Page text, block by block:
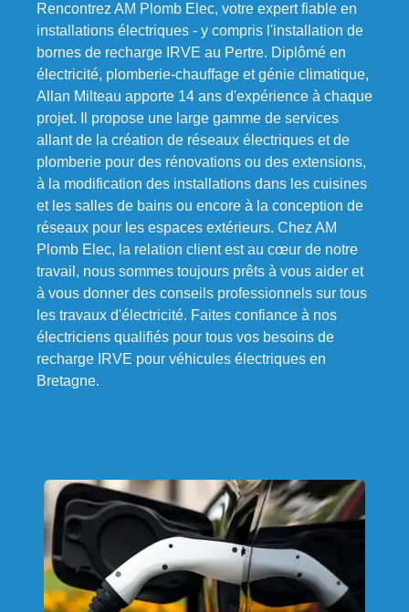
Rencontrez AM Plomb Elec, votre expert fiable en
installations électriques - y compris l'installation de
bornes de recharge IRVE au Pertre. Diplômé en
électricité, plomberie-chauffage et génie climatique,
Allan Milteau apporte 14 ans d'expérience à chaque
projet. Il propose une large gamme de services
allant de la création de réseaux électriques et de
plomberie pour des rénovations ou des extensions,
à la modification des installations dans les cuisines
et les salles de bains ou encore à la conception de
réseaux pour les espaces extérieurs. Chez AM
Plomb Elec, la relation client est au cœur de notre
travail, nous sommes toujours prêts à vous aider et
à vous donner des conseils professionnels sur tous
les travaux d'électricité. Faites confiance à nos
électriciens qualifiés pour tous vos besoins de
recharge IRVE pour véhicules électriques en
Bretagne.